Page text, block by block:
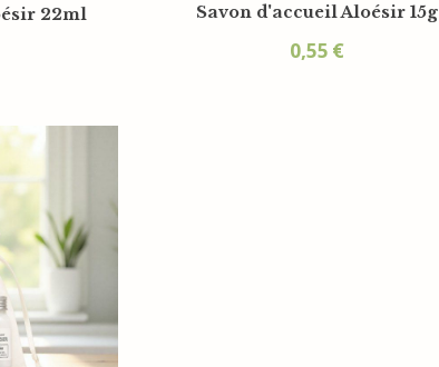
22ml Savon d'accueil Aloésir 15g
0,55 €